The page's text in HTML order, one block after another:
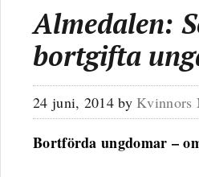
Almedalen:
bortgifta
24 juni, 2014by Kvinnors
Bortförda ungdomar –